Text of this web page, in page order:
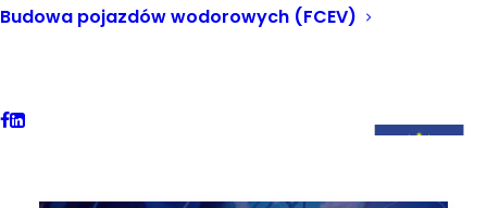
Budowa pojazdów wodorowych (FCEV)